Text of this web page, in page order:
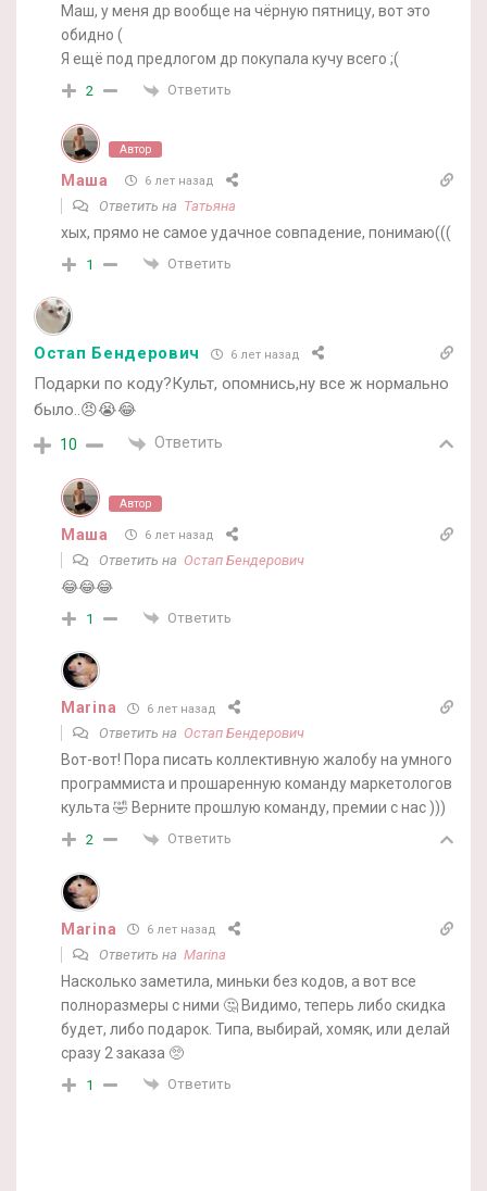
Маш, у меня др вообще на чёрную пятницу, вот это
обидно (
Я ещё под предлогом др покупала кучу всего ;(
2 Ответить
Автор
Маша 6 лет назад
Ответить на Татьяна
хых, прямо не самое удачное совпадение, понимаю(((
1 Ответить
Остап Бендерович 6 лет назад
Подарки по коду?Культ, опомнись,ну все ж нормально
было..😠😭😂
10 Ответить
Автор
Маша 6 лет назад
Ответить на Остап Бендерович
😂😂😂
1 Ответить
Marina 6 лет назад
Ответить на Остап Бендерович
Вот-вот! Пора писать коллективную жалобу на умного
программиста и прошаренную команду маркетологов
культа 🤣 Верните прошлую команду, премии с нас )))
2 Ответить
Marina 6 лет назад
Ответить на Marina
Насколько заметила, миньки без кодов, а вот все
полноразмеры с ними 🤔 Видимо, теперь либо скидка
будет, либо подарок. Типа, выбирай, хомяк, или делай
сразу 2 заказа 🥺
1 Ответить